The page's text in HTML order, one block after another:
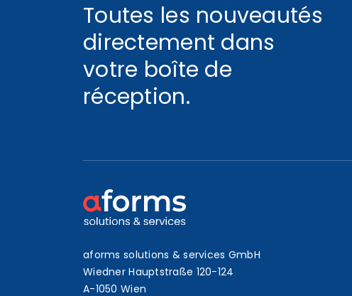
Toutes les nouveautés
directement dans
votre boîte de
réception.
aforms solutions & services GmbH
Wiedner Hauptstraße 120-124
A-1050 Wien